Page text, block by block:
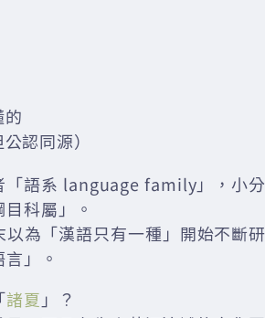
認同源）
「語系 language family」，小
科屬」。
為「漢語只有一種」開始不斷
」。
諸夏 」？